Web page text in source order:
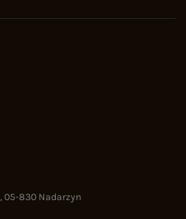
,05-830 Nadarzyn